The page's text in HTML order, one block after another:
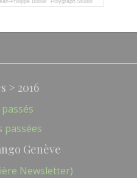
> 2016
passées
Genève
Newsletter)